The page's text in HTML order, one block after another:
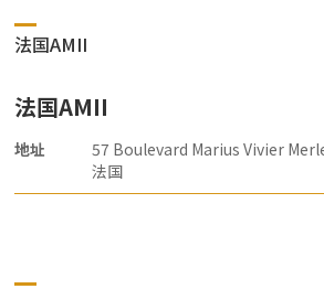
法国AMII
法国AMII
地址
57 Boulevard Marius Vivier
法国